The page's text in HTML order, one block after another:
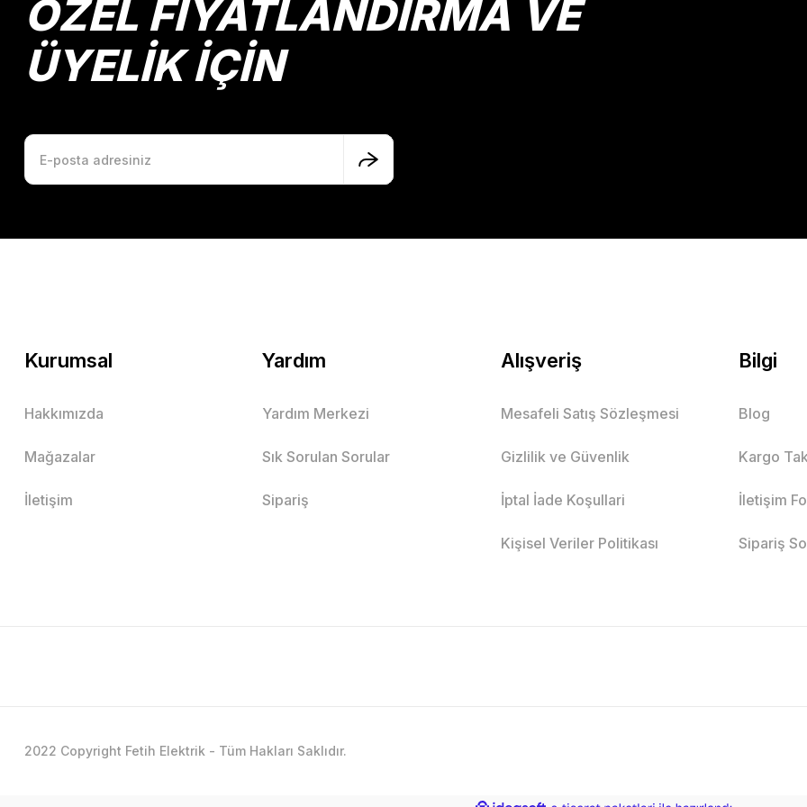
Ürün fiyatı diğer sitelerden daha pahalı.
ÖZEL FİYATLANDIRMA VE
ÜYELİK İÇİN
Kurumsal
Hakkımızda
Mağazalar
İletişim
Yardım
Yardım Merkezi
Sık Sorulan Sorular
Sipariş
Alışveriş
Mesafeli Satış Sözleşmesi
Gizlilik ve Güvenlik
İptal İade Koşullari
Kişisel Veriler Politikası
Bilgi
Blog
Kargo
İletişim
Sipariş
2022 Copyright Fetih Elektrik - Tüm Hakları Saklıdır.